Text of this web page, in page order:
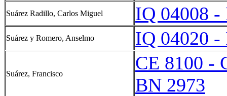
Suárez Radillo, Carlos Miguel IQ 04008 -
Suárez y Romero, Anselmo IQ 04020 -
Suárez, Francisco
CE 8100 -
BN 2973